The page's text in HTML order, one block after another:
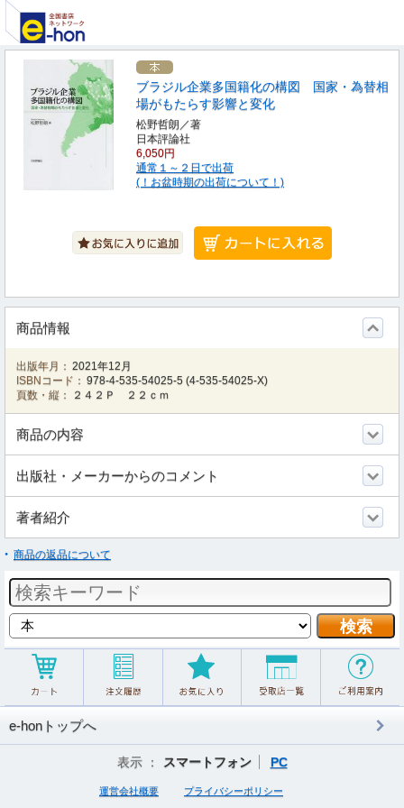
ブラジル企業多国籍化の構図 国家・為替相
場がもたらす影響と変化
松野哲朗／著
日本評論社
6,050円
通常１～２日で出荷
(！お盆時期の出荷について！)
商品情報
出版年月： 2021年12月
ISBNコード： 978-4-535-54025-5 (4-535-54025-X)
頁数・縦：
２４２Ｐ ２２ｃｍ
商品の内容
出版社・メーカーからのコメント
著者紹介
商品の返品について
e-honトップへ
表示 ： スマートフォン PC
運営会社概要 プライバシーポリシー